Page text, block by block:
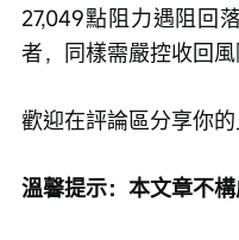
27,049點阻力遇阻回
者，同樣需嚴控收回風
歡迎在評論區分享你的
溫馨提示：本文章不